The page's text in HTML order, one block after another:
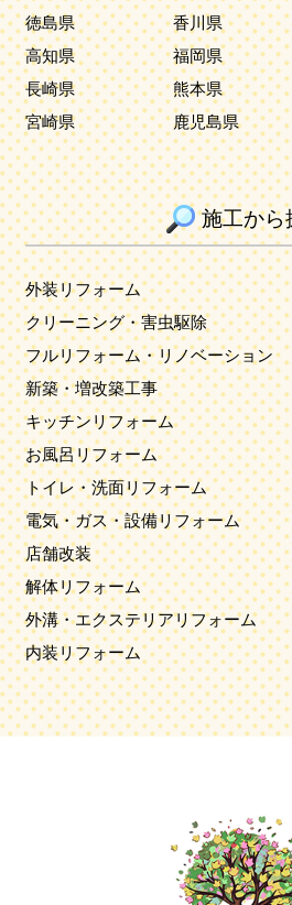
徳島県
香川県
高知県
福岡県
長崎県
熊本県
宮崎県
鹿児島県
施工から
外装リフォーム
クリーニング・害虫駆除
フルリフォーム・リノベーション
新築・増改築工事
キッチンリフォーム
お風呂リフォーム
トイレ・洗面リフォーム
電気・ガス・設備リフォーム
店舗改装
解体リフォーム
外溝・エクステリアリフォーム
内装リフォーム